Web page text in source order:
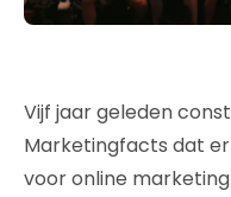
Vijf jaar geleden
Marketingfacts dat
voor online